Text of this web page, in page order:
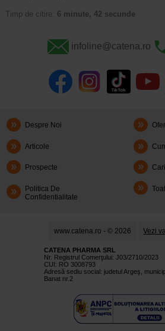
Timp de citire: 6 minute, 42 secunde
infoline@catena.ro
Despre Noi
Articole
Prospecte
Politica De
Confidentialitate
www.catena.ro - © 2026 Vezi
CATENA PHARMA SRL
Nr. Registrul Comerţului: J03/2710/2023
CUI: RO 3008793
Adresă sediu social: judetul Argeş,
Banat nr.2